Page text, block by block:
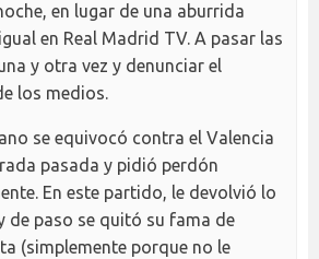
en lugar de una aburrida
en Real Madrid TV. A pasar las
y otra vez y denunciar el
los medios.
se equivocó contra el Valencia
pasada y pidió perdón
En este partido, le devolvió lo
de paso se quitó su fama de
(simplemente porque no le